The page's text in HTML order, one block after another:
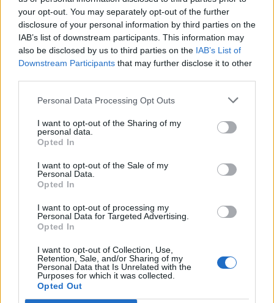
your opt-out. You may separately opt-out of the further
disclosure of your personal information by third parties on the
IAB’s list of downstream participants. This information may
also be disclosed by us to third parties on the IAB’s List of
Downstream Participants that may further disclose it to other
Personal Data Processing Opt Outs
I want to opt-out of the Sharing of my
personal data.
Opted In
I want to opt-out of the Sale of my
Personal Data.
Opted In
I want to opt-out of processing my
Personal Data for Targeted Advertising.
Opted In
I want to opt-out of Collection, Use,
Retention, Sale, and/or Sharing of my
Personal Data that Is Unrelated with the
Purposes for which it was collected.
Opted Out
Cinque idee per la Notte di San
Lorenzo, tra stelle cadenti e
desideri da esprimere